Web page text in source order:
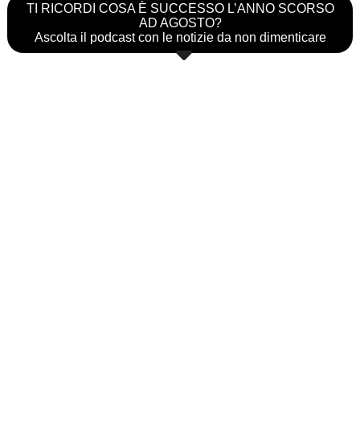
TI RICORDI COSA È SUCCESSO L’ANNO SCORSO
AD AGOSTO?
Ascolta il podcast con le notizie da non dimenticare